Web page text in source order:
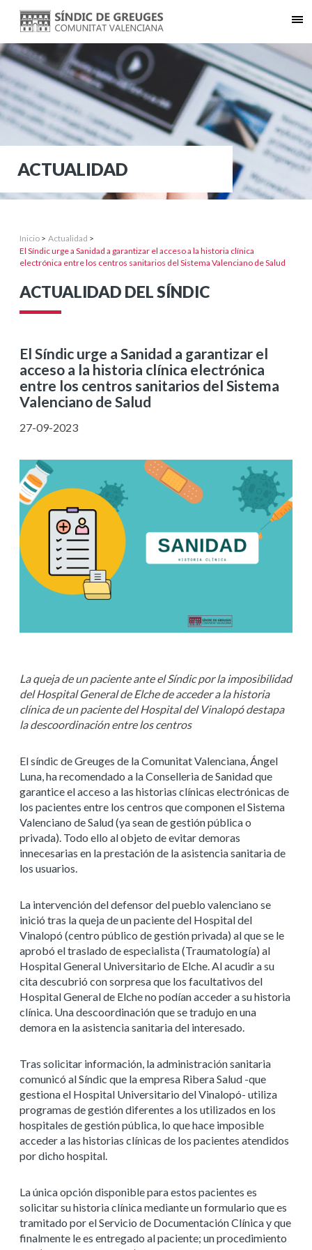
ACTUALIDAD
Inicio > Actualidad >
El Síndic urge a Sanidad a garantizar el acceso a la historia clínica
electrónica entre los centros sanitarios del Sistema Valenciano de Salud
ACTUALIDAD DEL SÍNDIC
El Síndic urge a Sanidad a garantizar el
acceso a la historia clínica electrónica
entre los centros sanitarios del Sistema
Valenciano de Salud
27-09-2023
La queja de un paciente ante el Síndic por la imposibilidad
del Hospital General de Elche de acceder a la historia
clínica de un paciente del Hospital del Vinalopó destapa
la descoordinación entre los centros
El síndic de Greuges de la Comunitat Valenciana, Ángel
Luna, ha recomendado a la Conselleria de Sanidad que
garantice el acceso a las historias clínicas electrónicas de
los pacientes entre los centros que componen el Sistema
Valenciano de Salud (ya sean de gestión pública o
privada). Todo ello al objeto de evitar demoras
innecesarias en la prestación de la asistencia sanitaria de
los usuarios.
La intervención del defensor del pueblo valenciano se
inició tras la queja de un paciente del Hospital del
Vinalopó (centro público de gestión privada) al que se le
aprobó el traslado de especialista (Traumatología) al
Hospital General Universitario de Elche. Al acudir a su
cita descubrió con sorpresa que los facultativos del
Hospital General de Elche no podían acceder a su historia
clínica. Una descoordinación que se tradujo en una
demora en la asistencia sanitaria del interesado.
Tras solicitar información, la administración sanitaria
comunicó al Síndic que la empresa Ribera Salud -que
gestiona el Hospital Universitario del Vinalopó- utiliza
programas de gestión diferentes a los utilizados en los
hospitales de gestión pública, lo que hace imposible
acceder a las historias clínicas de los pacientes atendidos
por dicho hospital.
La única opción disponible para estos pacientes es
solicitar su historia clínica mediante un formulario que es
tramitado por el Servicio de Documentación Clínica y que
finalmente le es entregado al paciente; un procedimiento